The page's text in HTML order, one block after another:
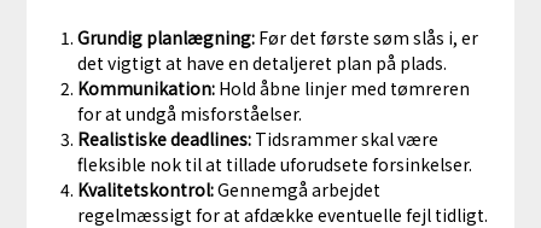
Grundig planlægning:Før det første søm slås i, er
det vigtigt at have en detaljeret plan på plads.
Kommunikation:Hold åbne linjer med tømreren
for at undgå misforståelser.
Realistiske deadlines:Tidsrammer skal være
fleksible nok til at tillade uforudsete forsinkelser.
Kvalitetskontrol:Gennemgå arbejdet
regelmæssigt for at afdække eventuelle fejl tidligt.